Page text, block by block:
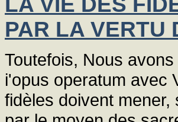
PAR LA VERTU
Toutefois, Nous
i'opus operatum avec
fidèles doivent